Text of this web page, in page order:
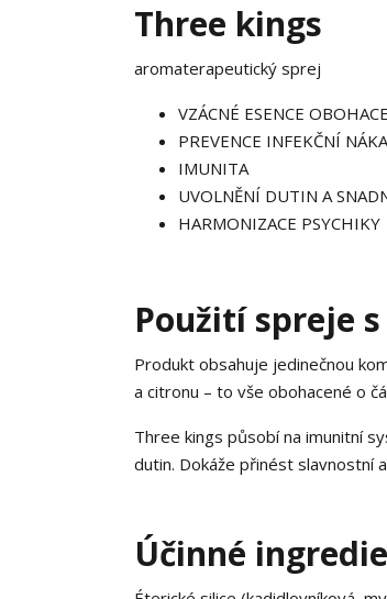
Three kings
aromaterapeutický sprej
VZÁCNÉ ESENCE
PREVENCE INFEKČNÍ
IMUNITA
UVOLNĚNÍ DUTIN A
HARMONIZACE PSYCHIKY
Použití spreje
Produkt obsahuje jedinečnou
a citronu – to vše obohacené o
Three kings působí na imunitní
dutin. Dokáže přinést slavnostní
Účinné